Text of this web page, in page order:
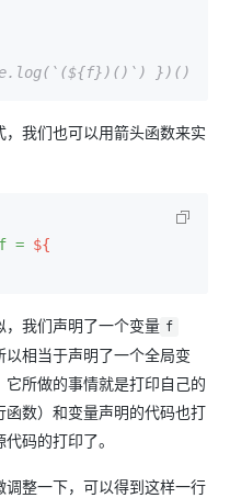
})()
我们也可以用箭头函数来实
= ${
，我们声明了一个变量 f
以相当于声明了一个全局变
所做的事情就是打印自己的
数）和变量声明的代码也打
码的打印了。
整一下，可以得到这样一行